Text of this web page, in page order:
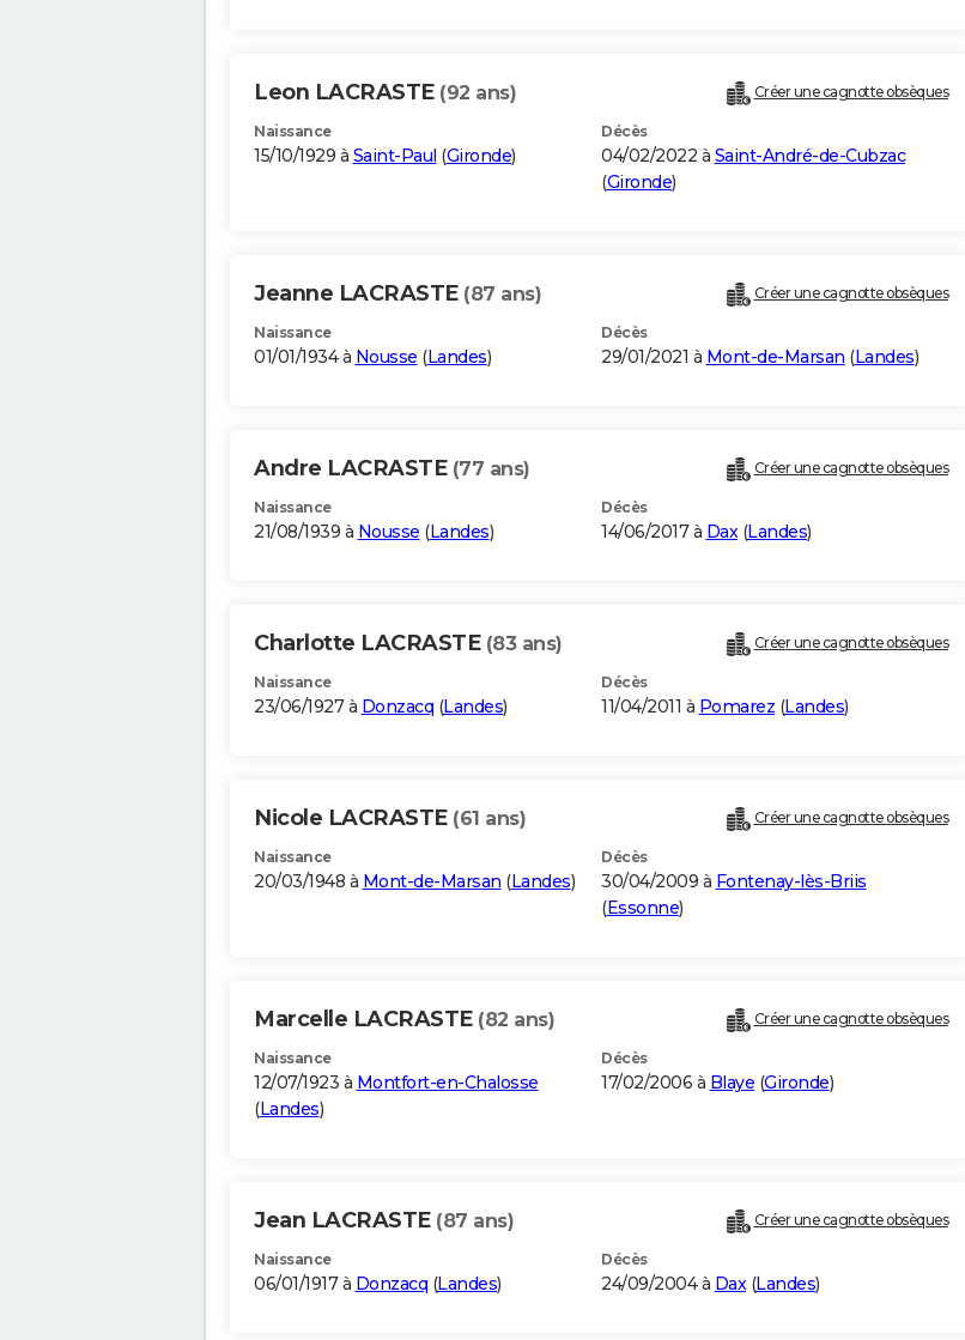
Leon LACRASTE (92 ans) Créer une cagnotte obsèques
Naissance
15/10/1929 à Saint-Paul (Gironde)
Décès
04/02/2022 à Saint-André-de-Cubzac
(Gironde)
Jeanne LACRASTE (87 ans) Créer une cagnotte obsèques
Naissance
01/01/1934 à Nousse (Landes)
Décès
29/01/2021 à Mont-de-Marsan (Landes)
Andre LACRASTE (77 ans) Créer une cagnotte obsèques
Naissance
21/08/1939 à Nousse (Landes)
Décès
14/06/2017 à Dax(Landes)
Charlotte LACRASTE (83 ans) Créer une cagnotte obsèques
Naissance
23/06/1927 à Donzacq (Landes)
Décès
11/04/2011 à Pomarez (Landes)
Nicole LACRASTE (61 ans) Créer une cagnotte obsèques
Naissance
20/03/1948 à Mont-de-Marsan (Landes)
Décès
30/04/2009 à Fontenay-lès-Briis
(Essonne)
Marcelle LACRASTE (82 ans) Créer une cagnotte obsèques
Naissance
12/07/1923 à Montfort-en-Chalosse
(Landes)
Décès
17/02/2006 à Blaye (Gironde)
Jean LACRASTE (87 ans) Créer une cagnotte obsèques
Naissance
06/01/1917 à Donzacq (Landes)
Décès
24/09/2004 à Dax(Landes)